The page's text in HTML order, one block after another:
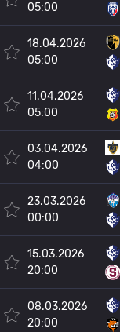
05:00
18.04.2026
05:00
11.04.2026
05:00
03.04.2026
04:00
23.03.2026
00:00
15.03.2026
20:00
08.03.2026
20:00